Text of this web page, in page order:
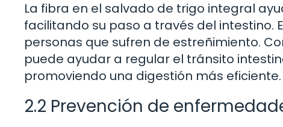
La fibra en el salvado de trigo integral
facilitando su paso a través del
personas que sufren de estreñimiento.
puede ayudar a regular el tránsito
promoviendo una digestión más eficiente.
2.2 Prevención de